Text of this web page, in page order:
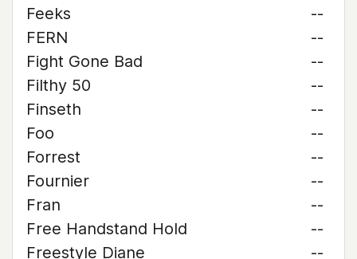
Feeks
--
FERN
--
Fight Gone Bad
--
Filthy 50
--
Finseth
--
Foo
--
Forrest
--
Fournier
--
Fran
--
Free Handstand Hold
--
Freestyle Diane
--